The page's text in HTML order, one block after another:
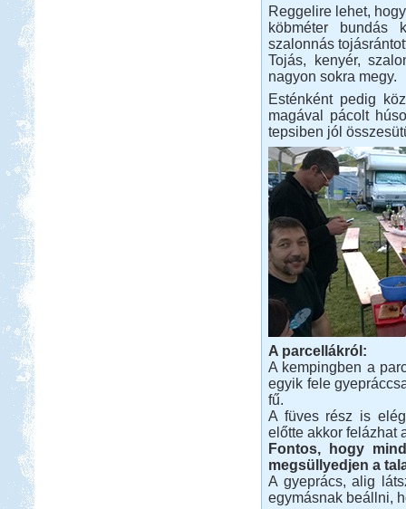
Reggelire lehet,
köbméter bundás
szalonnás
Tojás, kenyér,
nagyon sokra megy.
Esténként pedig
magával pácolt
tepsiben jól
A parcellákról:
A kempingben a
egyik fele
fű.
A füves rész is
előtte akkor felázhat
Fontos, hogy
megsüllyedjen a
A gyeprács, alig
egymásnak beállni,